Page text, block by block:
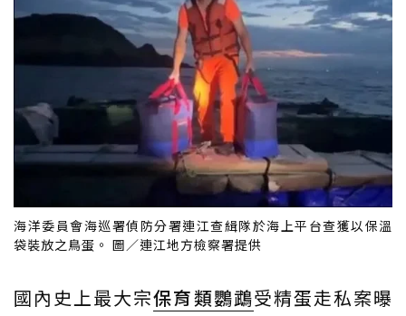
海洋委員會海巡署偵防分署連江查緝隊於海上平台查獲以保溫
袋裝放之鳥蛋。 圖／連江地方檢察署提供
國內史上最大宗保育類鸚鵡受精蛋走私案曝